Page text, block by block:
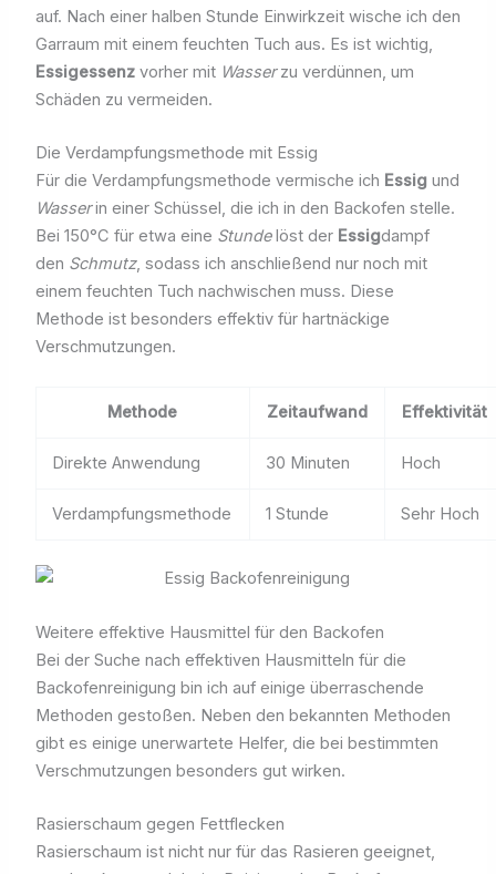
auf. Nach einer halben Stunde Einwirkzeit wische ich den
Garraum mit einem feuchten Tuch aus. Es ist wichtig,
Essigessenzvorher mit Wasserzu verdünnen, um
Schäden zu vermeiden.
Die Verdampfungsmethode mit Essig
Für die Verdampfungsmethode vermische ich Essigund
Wasserin einer Schüssel, die ich in den Backofen stelle.
Bei 150°C für etwa eine Stundelöst der Essigdampf
den Schmutz, sodass ich anschließend nur noch mit
einem feuchten Tuch nachwischen muss. Diese
Methode ist besonders effektiv für hartnäckige
Verschmutzungen.
Methode Zeitaufwand Effektivität
Direkte Anwendung 30 Minuten Hoch
Verdampfungsmethode 1 Stunde Sehr Hoch
Weitere effektive Hausmittel für den Backofen
Bei der Suche nach effektiven Hausmitteln für die
Backofenreinigung bin ich auf einige überraschende
Methoden gestoßen. Neben den bekannten Methoden
gibt es einige unerwartete Helfer, die bei bestimmten
Verschmutzungen besonders gut wirken.
Rasierschaum gegen Fettflecken
Rasierschaum ist nicht nur für das Rasieren geeignet,